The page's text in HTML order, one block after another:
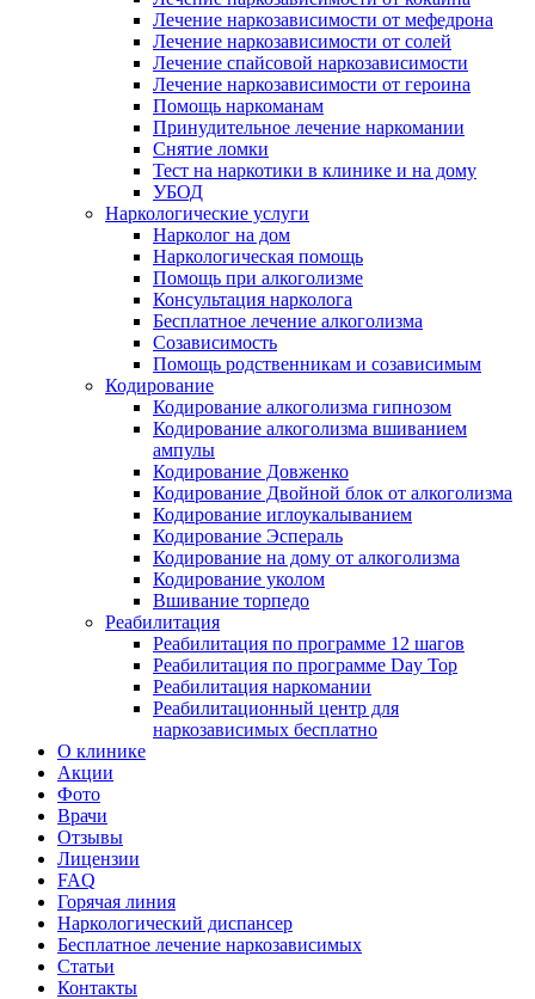
Лечение наркозависимости от мефедрона
Лечение наркозависимости от солей
Лечение спайсовой наркозависимости
Лечение наркозависимости от героина
Помощь наркоманам
Принудительное лечение наркомании
Снятие ломки
Тест на наркотики в клинике и на дому
УБОД
Наркологические услуги
Нарколог на дом
Наркологическая помощь
Помощь при алкоголизме
Консультация нарколога
Бесплатное лечение алкоголизма
Созависимость
Помощь родственникам и созависимым
Кодирование
Кодирование алкоголизма гипнозом
Кодирование алкоголизма вшиванием
ампулы
Кодирование Довженко
Кодирование Двойной блок от алкоголизма
Кодирование иглоукалыванием
Кодирование Эспераль
Кодирование на дому от алкоголизма
Кодирование уколом
Вшивание торпедо
Реабилитация
Реабилитация по программе 12 шагов
Реабилитация по программе Day Top
Реабилитация наркомании
Реабилитационный центр для
наркозависимых бесплатно
О клинике
Акции
Фото
Врачи
Отзывы
Лицензии
FAQ
Горячая линия
Наркологический диспансер
Бесплатное лечение наркозависимых
Статьи
Контакты